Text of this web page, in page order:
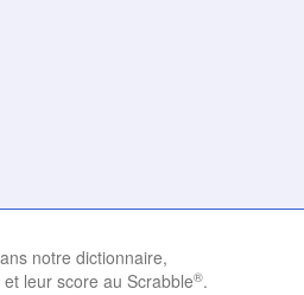
notre dictionnaire,
leur score au Scrabble®.